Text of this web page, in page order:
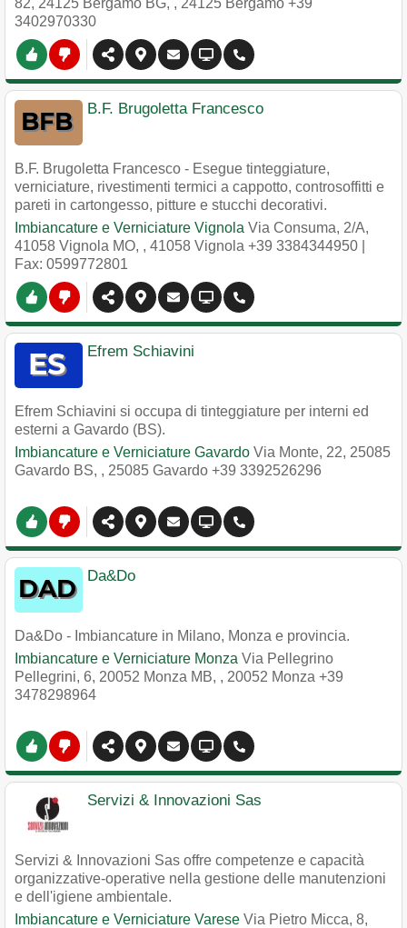
82, 24125 Bergamo BG, , 24125 Bergamo +39
3402970330
B.F. Brugoletta Francesco
B.F. Brugoletta Francesco - Esegue tinteggiature,
verniciature, rivestimenti termici a cappotto, controsoffitti e
pareti in cartongesso, pitture e stucchi decorativi.
Imbiancature e Verniciature Vignola Via Consuma, 2/A,
41058 Vignola MO, , 41058 Vignola +39 3384344950
Fax: 0599772801
Efrem Schiavini
Efrem Schiavini si occupa di tinteggiature per interni ed
esterni a Gavardo (BS).
Imbiancature e Verniciature Gavardo Via Monte, 22, 25085
Gavardo BS, , 25085 Gavardo +39 3392526296
Da&Do
Da&Do - Imbiancature in Milano, Monza e provincia.
Imbiancature e Verniciature Monza Via Pellegrino
Pellegrini, 6, 20052 Monza MB, , 20052 Monza +39
3478298964
Servizi & Innovazioni Sas
Servizi & Innovazioni Sas offre competenze e capacità
organizzative-operative nella gestione delle manutenzioni
e dell'igiene ambientale.
Imbiancature e Verniciature Varese Via Pietro Micca, 8,